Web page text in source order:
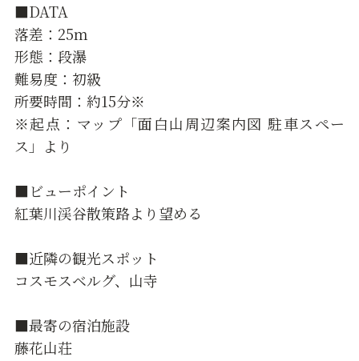
■DATA
落差：25ｍ
形態：段瀑
難易度：初級
所要時間：約15分※
※起点：マップ「面白山周辺案内図 駐車スペー
ス」より
■ビューポイント
紅葉川渓谷散策路より望める
■近隣の観光スポット
コスモスベルグ、山寺
■最寄の宿泊施設
藤花山荘